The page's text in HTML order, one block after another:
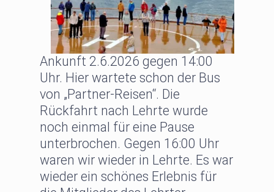
Ankunft 2.6.2026 gegen 14:00
Uhr. Hier wartete schon der Bus
von „Partner-Reisen“. Die
Rückfahrt nach Lehrte wurde
noch einmal für eine Pause
unterbrochen. Gegen 16:00 Uhr
waren wir wieder in Lehrte. Es war
wieder ein schönes Erlebnis für